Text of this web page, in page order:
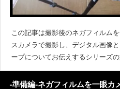
この記事は撮影後のネガフィルム
スカメラで撮影し、デジタル画像
ープについてお伝えするシリーズ
ィルムを一眼で簡単きれいにデジ
フィルムを一眼で簡単きれいにデ
-準備編-ネガフィルムを一眼カ